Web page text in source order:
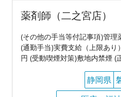
薬剤師（二之宮店）
(その他の手当等付記事項)管理
(通勤手当)実費支給（上限あ
円 (受動喫煙対策)敷地内禁煙 (
静岡県